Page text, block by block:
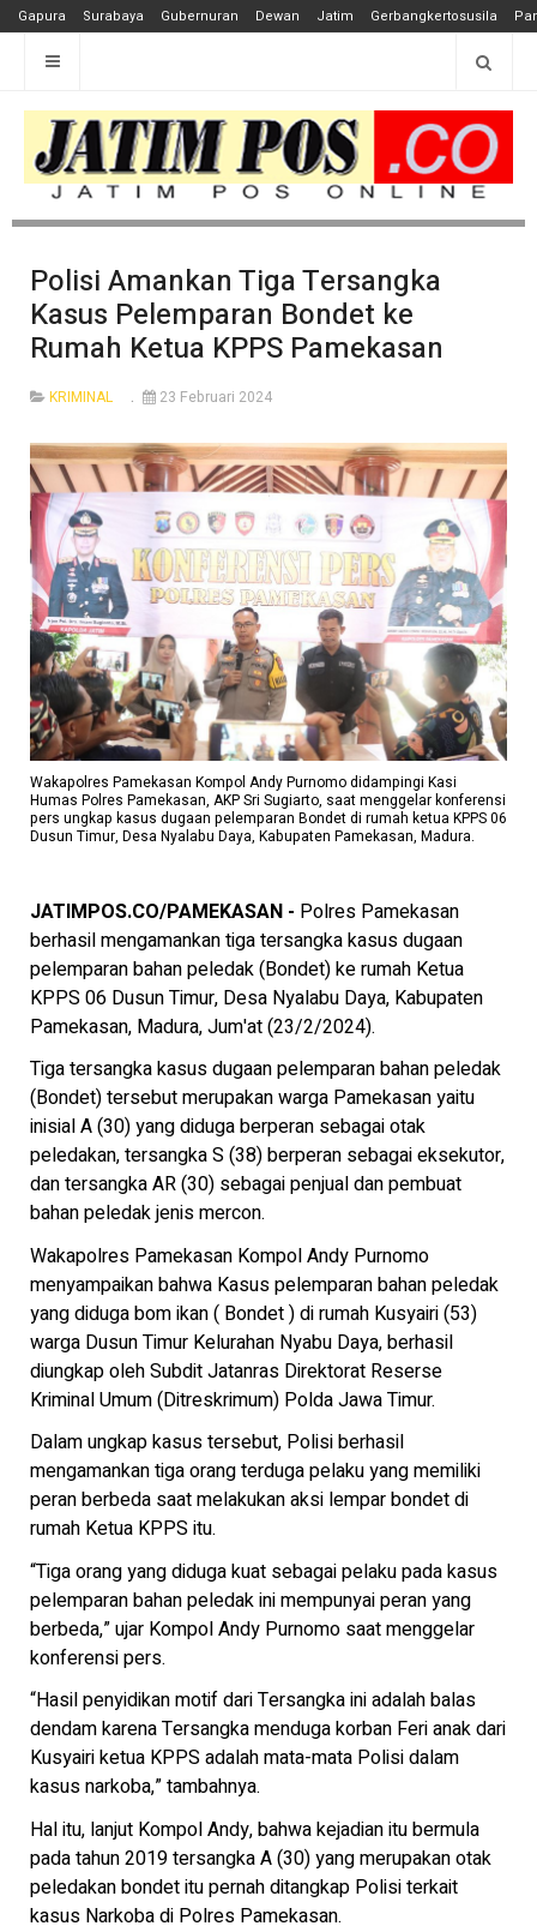
Gapura Surabaya Gubernuran Dewan Jatim Gerbangkertosusila
Polisi Amankan Tiga Tersangka
Kasus Pelemparan Bondet ke
Rumah Ketua KPPS Pamekasan
KRIMINAL 23 Februari 2024
Wakapolres Pamekasan Kompol Andy Purnomo didampingi Kasi
Humas Polres Pamekasan, AKP Sri Sugiarto, saat menggelar konferensi
pers ungkap kasus dugaan pelemparan Bondet di rumah ketua KPPS 06
Dusun Timur, Desa Nyalabu Daya, Kabupaten Pamekasan, Madura.
JATIMPOS.CO/PAMEKASAN - Polres Pamekasan
berhasil mengamankan tiga tersangka kasus dugaan
pelemparan bahan peledak (Bondet) ke rumah Ketua
KPPS 06 Dusun Timur, Desa Nyalabu Daya, Kabupaten
Pamekasan, Madura, Jum'at (23/2/2024).
Tiga tersangka kasus dugaan pelemparan bahan peledak
(Bondet) tersebut merupakan warga Pamekasan yaitu
inisial A (30) yang diduga berperan sebagai otak
peledakan, tersangka S (38) berperan sebagai eksekutor,
dan tersangka AR (30) sebagai penjual dan pembuat
bahan peledak jenis mercon.
Wakapolres Pamekasan Kompol Andy Purnomo
menyampaikan bahwa Kasus pelemparan bahan peledak
yang diduga bom ikan ( Bondet ) di rumah Kusyairi (53)
warga Dusun Timur Kelurahan Nyabu Daya, berhasil
diungkap oleh Subdit Jatanras Direktorat Reserse
Kriminal Umum (Ditreskrimum) Polda Jawa Timur.
Dalam ungkap kasus tersebut, Polisi berhasil
mengamankan tiga orang terduga pelaku yang memiliki
peran berbeda saat melakukan aksi lempar bondet di
rumah Ketua KPPS itu.
“Tiga orang yang diduga kuat sebagai pelaku pada kasus
pelemparan bahan peledak ini mempunyai peran yang
berbeda,” ujar Kompol Andy Purnomo saat menggelar
konferensi pers.
“Hasil penyidikan motif dari Tersangka ini adalah balas
dendam karena Tersangka menduga korban Feri anak dari
Kusyairi ketua KPPS adalah mata-mata Polisi dalam
kasus narkoba,” tambahnya.
Hal itu, lanjut Kompol Andy, bahwa kejadian itu bermula
pada tahun 2019 tersangka A (30) yang merupakan otak
peledakan bondet itu pernah ditangkap Polisi terkait
kasus Narkoba di Polres Pamekasan.